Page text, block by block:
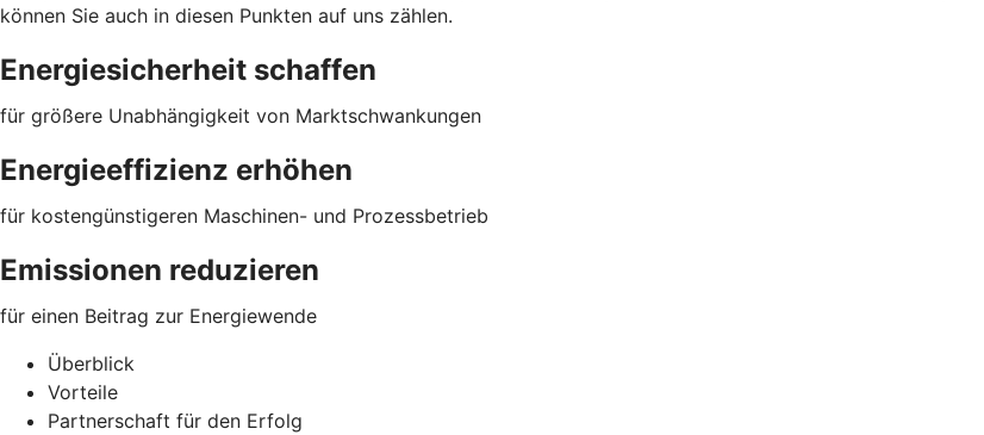
können Sie auch in diesen Punkten auf uns zählen.
Energiesicherheit schaffen
für größere Unabhängigkeit von Marktschwankungen
Energieeffizienz erhöhen
für kostengünstigeren Maschinen- und Prozessbetrieb
Emissionen reduzieren
für einen Beitrag zur Energiewende
Überblick
Vorteile
Partnerschaft für den Erfolg